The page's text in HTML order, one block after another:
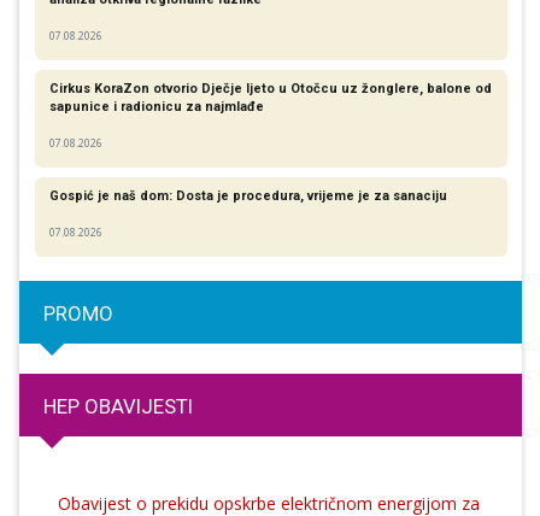
07.08.2026
Cirkus KoraZon otvorio Dječje ljeto u Otočcu uz žonglere, balone od
sapunice i radionicu za najmlađe
07.08.2026
Gospić je naš dom: Dosta je procedura, vrijeme je za sanaciju
07.08.2026
PROMO
HEP OBAVIJESTI
Obavijest o prekidu opskrbe električnom energijom za